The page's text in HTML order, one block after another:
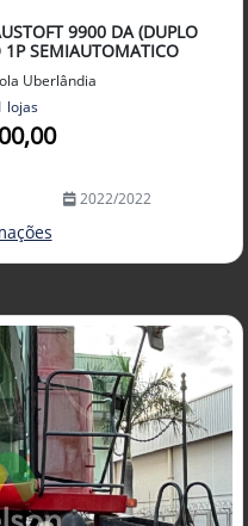
9900 DA (DUPLO
SEMIAUTOMATICO
Uberlândia
lojas
2022/2022